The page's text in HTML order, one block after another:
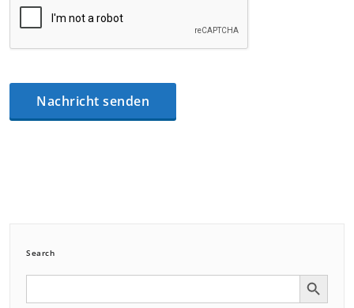
Search
Search Search Button